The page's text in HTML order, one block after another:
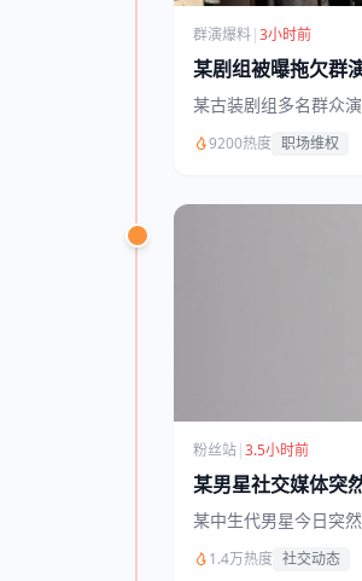
群演爆料|3小时前
某剧组被曝拖欠群
某古装剧组多名群众
9200热度 职场维权
粉丝站|3.5小时前
某男星社交媒体突
某中生代男星今日突
1.4万热度 社交动态